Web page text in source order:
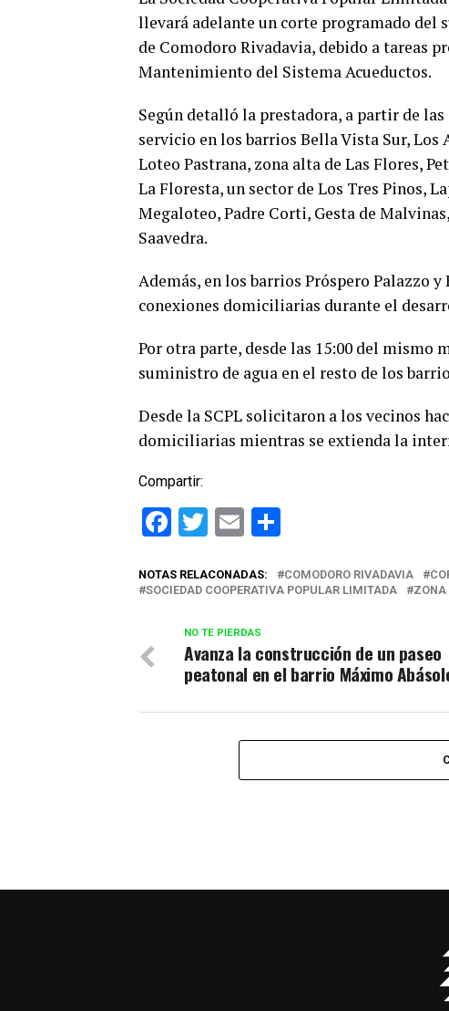
llevará adelante un corte programado del
de Comodoro Rivadavia, debido a tareas
Mantenimiento del Sistema Acueductos.
Según detalló la prestadora, a partir de
servicio en los barrios Bella Vista Sur, Los
Loteo Pastrana, zona alta de Las Flores,
La Floresta, un sector de Los Tres Pinos,
Megaloteo, Padre Corti, Gesta de
Saavedra.
Además, en los barrios Próspero Palazzo
conexiones domiciliarias durante el
Por otra parte, desde las 15:00 del mismo
suministro de agua en el resto de los
Desde la SCPL solicitaron a los vecinos
domiciliarias mientras se extienda la
Compartir:
Facebook
Twitter
Email
NOTAS RELACONADAS: COMODORO RIVADAVIA
SOCIEDAD COOPERATIVA POPULAR LIMITADA
ZONA
NO TE PIERDAS
Avanza la construcción de un paseo
peatonal en el barrio Máximo